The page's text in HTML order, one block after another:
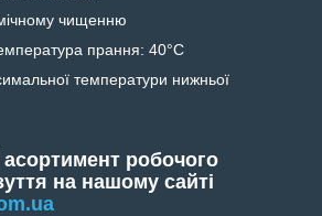
чищенню
прання: 40°C
температури нижньої
робочого
на нашому сайті